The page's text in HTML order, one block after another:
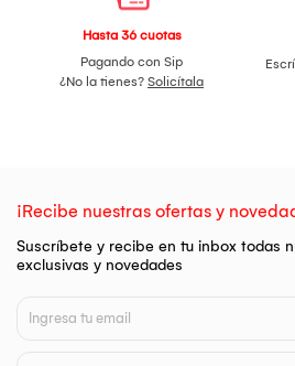
Hasta 36 cuotas
Pagando con Sip
¿No la tienes? Solicítala
¡Recibe nuestras ofertas y
Suscríbete y recibe en tu inbox todas
exclusivas y novedades